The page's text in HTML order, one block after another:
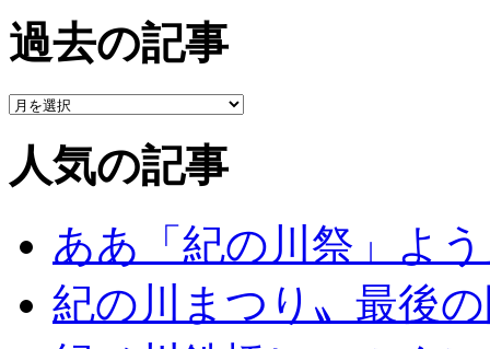
過去の記事
人気の記事
ああ「紀の川祭」よ
紀の川まつり〟最後